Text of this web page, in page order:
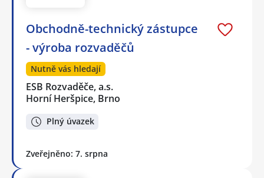
Obchodně-technický zástupce
- výroba rozvaděčů
Nutně vás hledají
ESB Rozvaděče, a.s.
Horní Heršpice, Brno
Plný úvazek
Zveřejněno: 7. srpna